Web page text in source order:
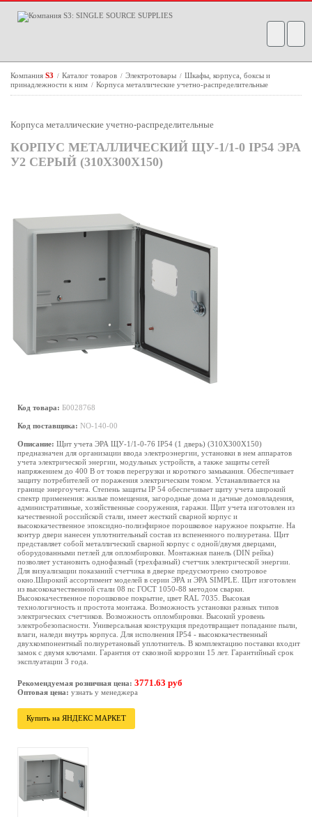
Компания S3 / Каталог товаров / Электротовары / Шкафы, корпуса, боксы и
принадлежности к ним / Корпуса металлические учетно-распределительные
Корпуса металлические учетно-распределительные
КОРПУС МЕТАЛЛИЧЕСКИЙ ЩУ-1/1-0 IP54 ЭРА
У2 СЕРЫЙ (310Х300Х150)
Код товара: Б0028768
Код поставщика: NO-140-00
Описание: Щит учета ЭРА ЩУ-1/1-0-76 IP54 (1 дверь) (310Х300Х150)
предназначен для организации ввода электроэнергии, установки в нем аппаратов
учета электрической энергии, модульных устройств, а также защиты сетей
напряжением до 400 В от токов перегрузки и короткого замыкания. Обеспечивает
защиту потребителей от поражения электрическим током. Устанавливается на
границе энергоучета. Степень защиты IP 54 обеспечивает щиту учета широкий
спектр применения: жилые помещения, загородные дома и дачные домовладения,
административные, хозяйственные сооружения, гаражи. Щит учета изготовлен из
качественной российской стали, имеет жесткий сварной корпус и
высококачественное эпоксидно-полиэфирное порошковое наружное покрытие. На
контур двери нанесен уплотнительный состав из вспененного полиуретана. Щит
представляет собой металлический сварной корпус с одной/двумя дверцами,
оборудованными петлей для опломбировки. Монтажная панель (DIN рейка)
позволяет установить однофазный (трехфазный) счетчик электрической энергии.
Для визуализации показаний счетчика в дверке предусмотрено смотровое
окно.Широкий ассортимент моделей в серии ЭРА и ЭРА SIMPLE. Щит изготовлен
из высококачественной стали 08 пс ГОСТ 1050-88 методом сварки.
Высококачественное порошковое покрытие, цвет RAL 7035. Высокая
технологичность и простота монтажа. Возможность установки разных типов
электрических счетчиков. Возможность опломбировки. Высокий уровень
электробезопасности. Универсальная конструкция предотвращает попадание пыли,
влаги, наледи внутрь корпуса. Для исполнения IP54 - высококачественный
двухкомпонентный полиуретановый уплотнитель. В комплектацию поставки входит
замок с двумя ключами. Гарантия от сквозной коррозии 15 лет. Гарантийный срок
эксплуатации 3 года.
Рекомендуемая розничная цена: 3771.63 руб
Оптовая цена: узнать у менеджера
Купить на ЯНДЕКС МАРКЕТ